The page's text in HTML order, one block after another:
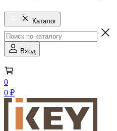
Каталог
Вход
0
0 ₽